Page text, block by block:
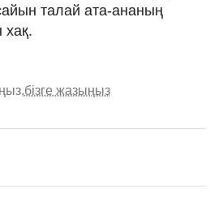
талай ата-ананың
хақ.
бізге жазыңыз